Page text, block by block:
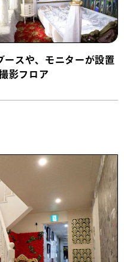
ースや、モニターが設置
影フロア